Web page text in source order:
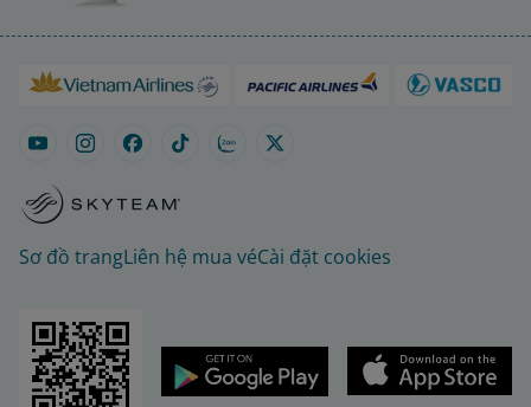
Sơ đồ trangLiên hệ mua véCài đặt cookies